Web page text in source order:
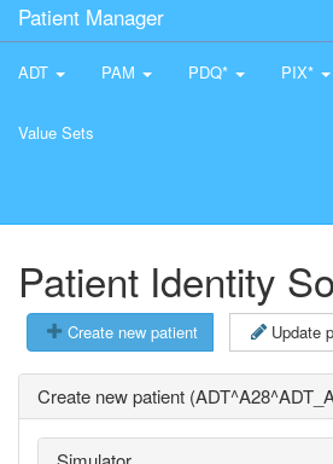
Patient Manager
ADT PAM PDQ* PIX*
Value Sets
Patient Identity
Create new patient Update
Create new patient